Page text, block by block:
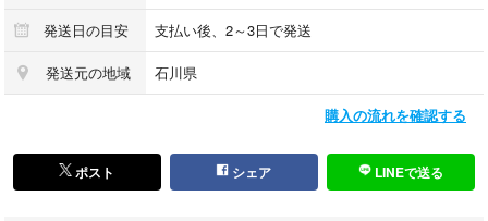
発送日の目安 支払い後、2～3日で発送
発送元の地域 石川県
購入の流れを確認する
ポスト シェア LINEで送る